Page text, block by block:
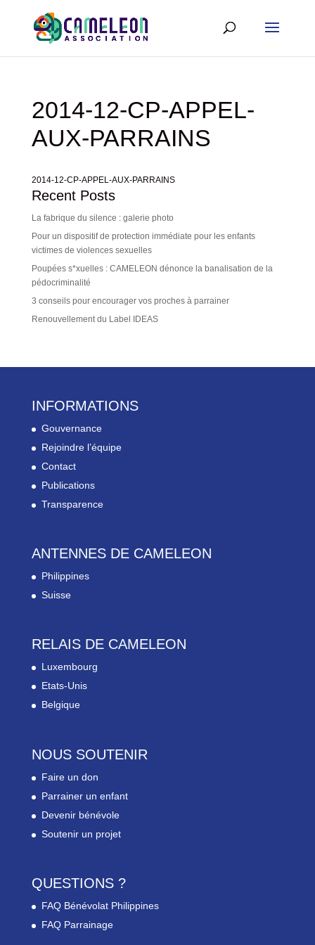
2014-12-CP-APPEL-
AUX-PARRAINS
2014-12-CP-APPEL-AUX-PARRAINS
Recent Posts
La fabrique du silence : galerie photo
Pour un dispositif de protection immédiate pour les enfants
victimes de violences sexuelles
Poupées s*xuelles : CAMELEON dénonce la banalisation de la
pédocriminalité
3 conseils pour encourager vos proches à parrainer
Renouvellement du Label IDEAS
INFORMATIONS
Gouvernance
Rejoindre l’équipe
Contact
Publications
Transparence
ANTENNES DE CAMELEON
Philippines
Suisse
RELAIS DE CAMELEON
Luxembourg
Etats-Unis
Belgique
NOUS SOUTENIR
Faire un don
Parrainer un enfant
Devenir bénévole
Soutenir un projet
QUESTIONS ?
FAQ Bénévolat Philippines
FAQ Parrainage